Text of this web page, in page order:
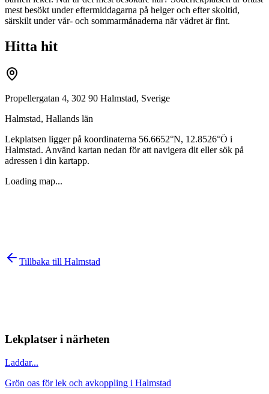
mest besökt under eftermiddagarna på helger och efter skoltid,
särskilt under vår- och sommarmånaderna när vädret är fint.
Hitta hit
Propellergatan 4, 302 90 Halmstad, Sverige
Halmstad, Hallands län
Lekplatsen ligger på koordinaterna 56.6652°N, 12.8526°Ö i
Halmstad. Använd kartan nedan för att navigera dit eller sök på
adressen i din kartapp.
Loading map...
Tillbaka till Halmstad
Lekplatser i närheten
Laddar...
Grön oas för lek och avkoppling i Halmstad